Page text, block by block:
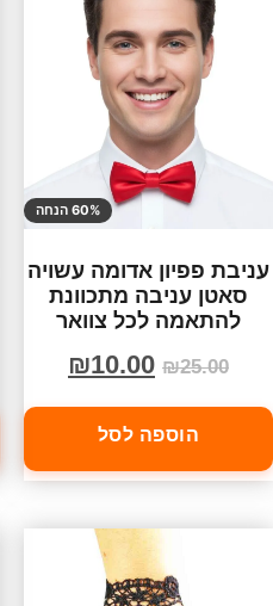
60% הנחה
עניבת פפיון אדומה עשויה
סאטן עניבה מתכוונת
להתאמה לכל צוואר
₪25.00
₪10.00
הוספה לסל